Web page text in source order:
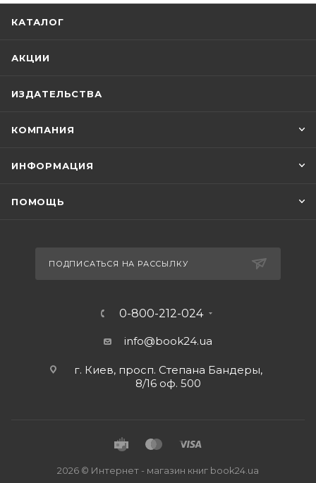
КАТАЛОГ
АКЦИИ
ИЗДАТЕЛЬСТВА
КОМПАНИЯ
ИНФОРМАЦИЯ
ПОМОЩЬ
ПОДПИСАТЬСЯ НА РАССЫЛКУ
0-800-212-024
info@book24.ua
г. Киев, просп. Степана Бандеры,
8/16 оф. 500
2026 © Интернет - магазин книг book24.ua